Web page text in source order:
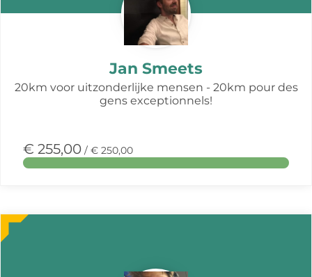
Jan Smeets
20km voor uitzonderlijke mensen - 20km pour des
gens exceptionnels!
€ 255,00 / € 250,00
Meer
over